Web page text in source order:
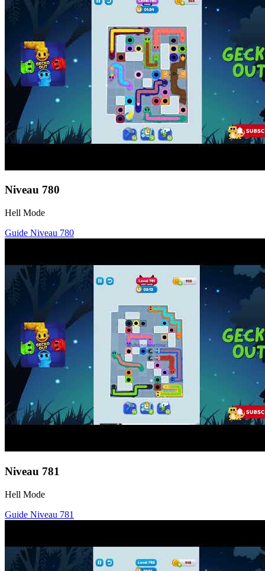
Niveau 780
Hell Mode
Guide Niveau 780
Niveau 781
Hell Mode
Guide Niveau 781